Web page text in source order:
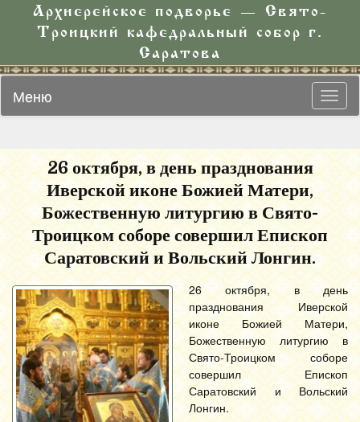
Архиерейское подворье — Свято-
Троицкий кафедральный собор г.
Саратова
Меню
26 октября, в день празднования
Иверской иконе Божией Матери,
Божественную литургию в Свято-
Троицком соборе совершил Епископ
Саратовский и Вольский Лонгин.
26 октября, в день
празднования Иверской
иконе Божией Матери,
Божественную литургию в
Свято-Троицком соборе
совершил Епископ
Саратовский и Вольский
Лонгин.